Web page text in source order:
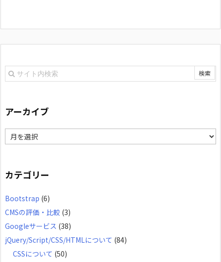
アーカイブ
ア
カ
カテゴリー
Bootstrap (6)
CMSの評価・比較 (3)
Googleサービス (38)
jQuery/Script/CSS/HTMLについて (84)
CSSについて (50)